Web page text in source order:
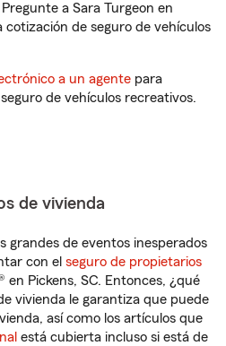
a Sara Turgeon en
cotización de seguro de vehículos
a un agente para
de vehículos recreativos.
de vivienda
grandes de eventos inesperados
con el seguro de propietarios
en Pickens, SC. Entonces, ¿qué
vivienda le garantiza que puede
así como los artículos que
está cubierta incluso si está de